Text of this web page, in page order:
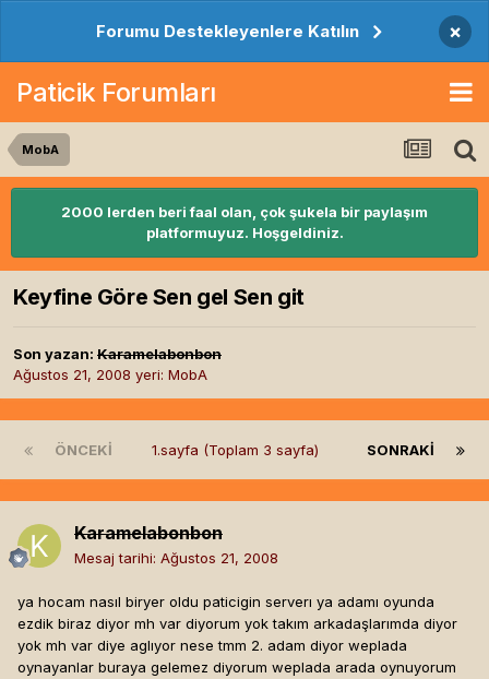
Forumu Destekleyenlere Katılın ×
Paticik Forumları
MobA
2000 lerden beri faal olan, çok şukela bir paylaşım
platformuyuz. Hoşgeldiniz.
Keyfine Göre Sen gel Sen git
Son yazan: Karamelabonbon
Ağustos 21, 2008 yeri: MobA
ÖNCEKI SONRAKI
1.sayfa (Toplam 3 sayfa)
Karamelabonbon
Mesaj tarihi: Ağustos 21, 2008
ya hocam nasıl biryer oldu paticigin serverı ya adamı oyunda
ezdik biraz diyor mh var diyorum yok takım arkadaşlarımda diyor
yok mh var diye aglıyor nese tmm 2. adam diyor weplada
oynayanlar buraya gelemez diyorum weplada arada oynuyorum